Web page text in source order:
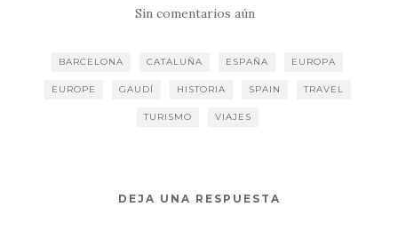
Sin comentarios aún
BARCELONA CATALUÑA ESPAÑA EUROPA
EUROPE GAUDÍ HISTORIA SPAIN TRAVEL
TURISMO VIAJES
DEJA UNA RESPUESTA